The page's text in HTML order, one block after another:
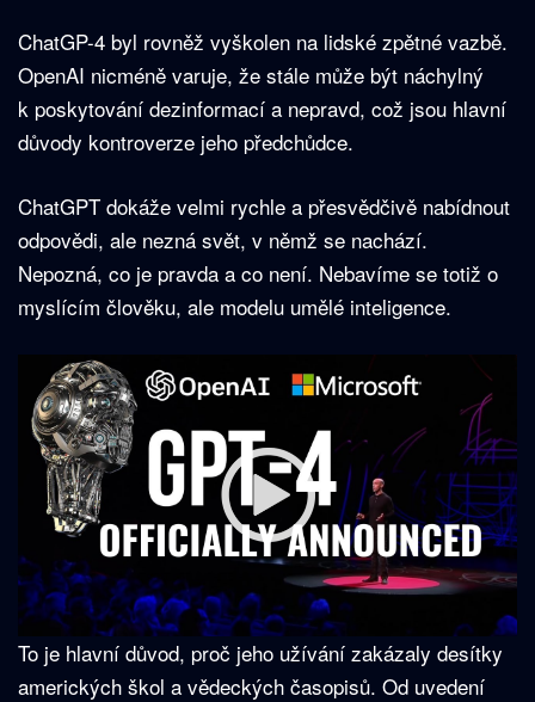
ChatGP-4 byl rovněž vyškolen na lidské zpětné vazbě.
OpenAI nicméně varuje, že stále může být náchylný
k poskytování dezinformací a nepravd, což jsou hlavní
důvody kontroverze jeho předchůdce.
ChatGPT dokáže velmi rychle a přesvědčivě nabídnout
odpovědi, ale nezná svět, v němž se nachází.
Nepozná, co je pravda a co není. Nebavíme se totiž o
myslícím člověku, ale modelu umělé inteligence.
To je hlavní důvod, proč jeho užívání zakázaly desítky
amerických škol a vědeckých časopisů. Od uvedení